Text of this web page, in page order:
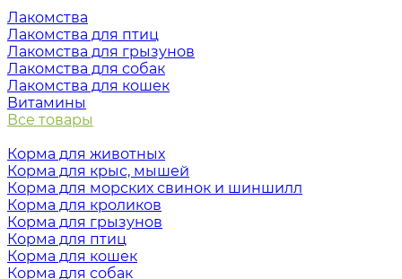
Лакомства
Лакомства для птиц
Лакомства для грызунов
Лакомства для собак
Лакомства для кошек
Витамины
Все товары
Корма для животных
Корма для крыс, мышей
Корма для морских свинок и шиншилл
Корма для кроликов
Корма для грызунов
Корма для птиц
Корма для кошек
Корма для собак